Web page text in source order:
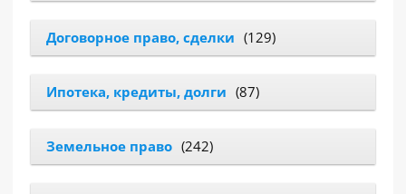
Договорное право, сделки (129)
Ипотека, кредиты, долги (87)
Земельное право (242)